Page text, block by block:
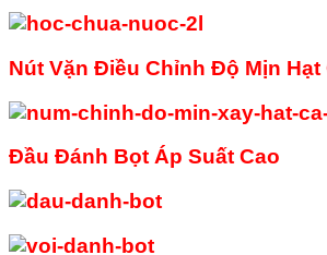
Nút Vặn Điều Chỉnh Độ Mịn Hạt
Đầu Đánh Bọt Áp Suất Cao